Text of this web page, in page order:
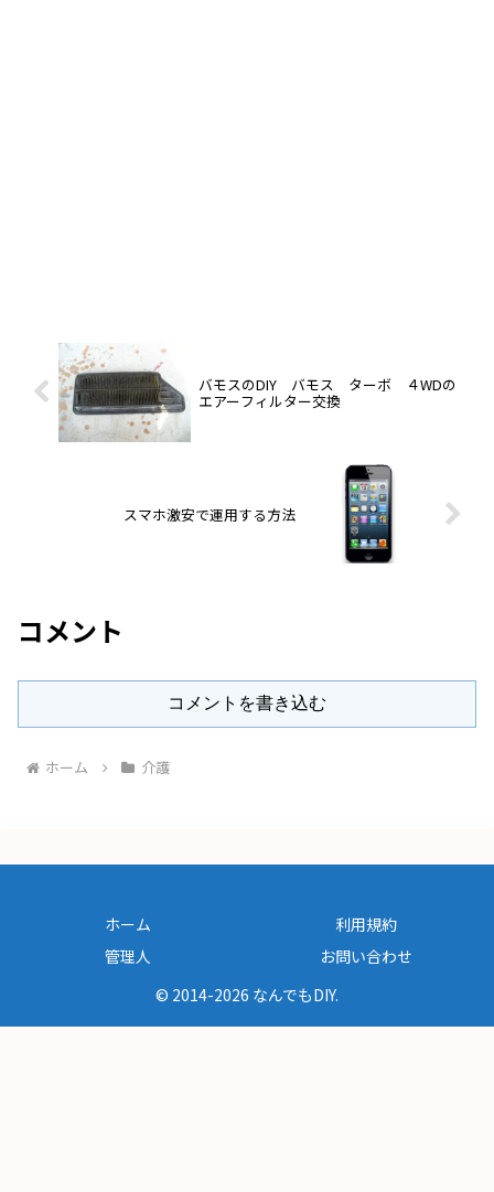
バモスのDIY バモス ターボ ４WDの
エアーフィルター交換
スマホ激安で運用する方法
コメント
コメントを書き込む
ホーム 介護
ホーム
利用規約
管理人
お問い合わせ
© 2014-2026 なんでもDIY.